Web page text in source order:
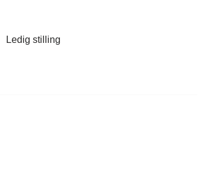
Ledig stilling